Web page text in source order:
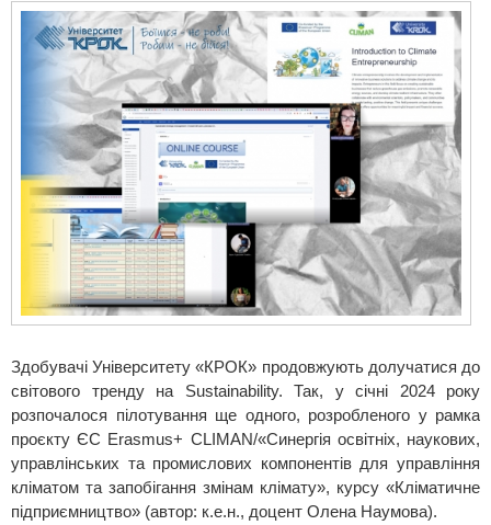
Здобувачі Університету «КРОК» продовжують долучатися до
світового тренду на Sustainability. Так, у січні 2024 року
розпочалося пілотування ще одного, розробленого у рамка
проєкту ЄС Erasmus+ CLIMAN/«Синергія освітніх, наукових,
управлінських та промислових компонентів для управління
кліматом та запобігання змінам клімату», курсу «Кліматичне
підприємництво» (автор: к.е.н., доцент Олена Наумова).